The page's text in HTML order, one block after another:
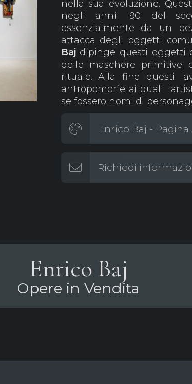
nella sua evoluzione.
negli anni '90 del
essenzialmente da un
attacca degli oggetti
Baj dipinge questi oggetti
delle maschere primitive
rituale. Alla fine questi
antropomorfe ai quali
se fossero nomi di
Enrico Baj -
Richiedi
Enrico Baj
Opere in Vendita